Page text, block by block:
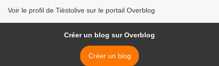
Voir le profil de Tiëstolive sur le portail Overblog
Créer un blog sur Overblog
Créer un blog